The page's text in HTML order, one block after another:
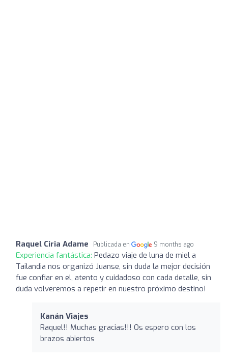
Raquel Ciria Adame Publicada en 9 months ago
Experiencia fantástica: Pedazo viaje de luna de miel a
Tailandia nos organizó Juanse, sin duda la mejor decisión
fue confiar en el, atento y cuidadoso con cada detalle, sin
duda volveremos a repetir en nuestro próximo destino!
Kanán Viajes
Raquel!! Muchas gracias!!! Os espero con los
brazos abiertos